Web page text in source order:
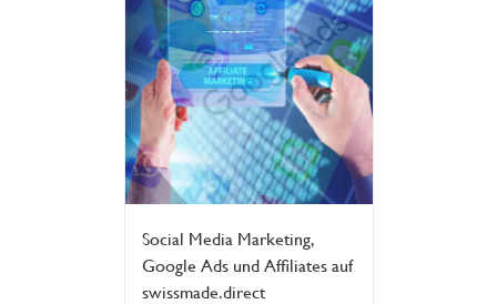
Social Media Marketing,
Google Ads und Affiliates auf
swissmade.direct